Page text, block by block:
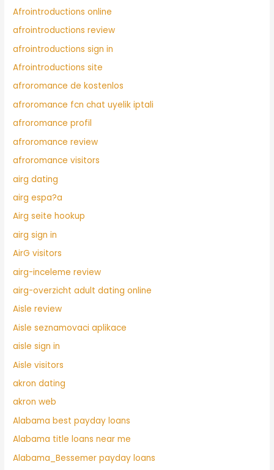
Afrointroductions online
afrointroductions review
afrointroductions sign in
Afrointroductions site
afroromance de kostenlos
afroromance fcn chat uyelik iptali
afroromance profil
afroromance review
afroromance visitors
airg dating
airg espa?a
Airg seite hookup
airg sign in
AirG visitors
airg-inceleme review
airg-overzicht adult dating online
Aisle review
Aisle seznamovaci aplikace
aisle sign in
Aisle visitors
akron dating
akron web
Alabama best payday loans
Alabama title loans near me
Alabama_Bessemer payday loans